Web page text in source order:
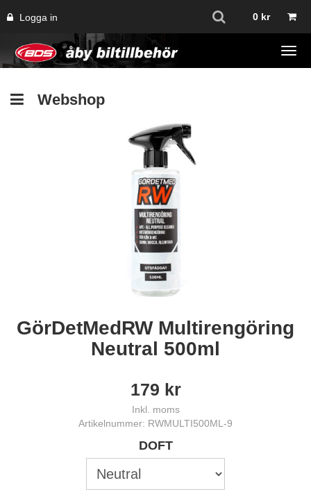
Logga in 0 kr
Webshop
GörDetMedRW Multirengöring
Neutral 500ml
179 kr
Inkl. moms
Artikelnummer: RWMULTI500ML-9
DOFT